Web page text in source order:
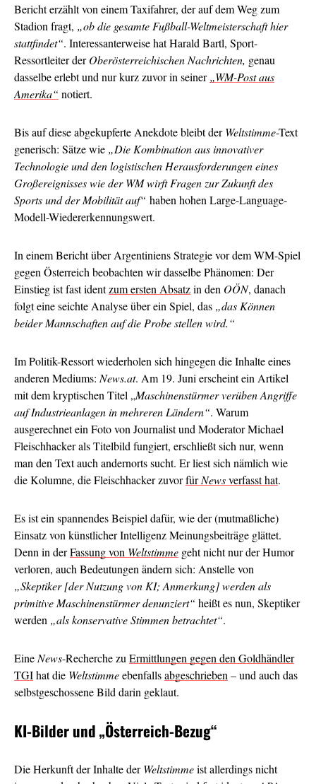
Bericht erzählt von einem Taxifahrer, der auf dem Weg zum
Stadion fragt, „ob die gesamte Fußball-Weltmeisterschaft hier
stattfindet“. Interessanterweise hat Harald Bartl, Sport-
Ressortleiter derOberösterreichischen Nachrichten, genau
dasselbe erlebt und nur kurz zuvor in seiner„WM-Post aus
Amerika“ notiert.
Bis auf diese abgekupferte Anekdote bleibt derWeltstimme-Text
generisch: Sätze wie „Die Kombination aus innovativer
Technologie und den logistischen Herausforderungen eines
Großereignisses wie der WM wirft Fragen zur Zukunft des
Sports und der Mobilität auf“ haben hohen Large-Language-
Modell-Wiedererkennungswert.
In einem Bericht über Argentiniens Strategie vor dem WM-Spiel
gegen Österreich beobachten wir dasselbe Phänomen: Der
Einstieg ist fast identzum ersten Absatzin den OÖN, danach
folgt eine seichte Analyse über ein Spiel, das „das Können
beider Mannschaften auf die Probe stellen wird.“
Im Politik-Ressort wiederholen sich hingegen die Inhalte eines
anderen Mediums: News.at. Am 19. Juni erscheint ein Artikel
mit dem kryptischen Titel „Maschinenstürmer verüben Angriffe
auf Industrieanlagen in mehreren Ländern“. Warum
ausgerechnet ein Foto von Journalist und Moderator Michael
Fleischhacker als Titelbild fungiert, erschließt sich nur, wenn
man den Text auch andernorts sucht. Er liest sich nämlich wie
die Kolumne, die Fleischhacker zuvorfürNewsverfasst hat.
Es ist ein spannendes Beispiel dafür, wie der (mutmaßliche)
Einsatz von künstlicher Intelligenz Meinungsbeiträge glättet.
Denn in derFassung von Weltstimme geht nicht nur der Humor
verloren, auch Bedeutungen ändern sich: Anstelle von
„Skeptiker [der Nutzung von KI; Anmerkung] werden als
primitive Maschinenstürmer denunziert“ heißt es nun, Skeptiker
werden „als konservative Stimmen betrachtet“.
Eine News-Recherche zu Ermittlungen gegen den Goldhändler
TGIhat die Weltstimmeebenfallsabgeschrieben – und auch das
selbstgeschossene Bild darin geklaut.
KI-Bilder und„Österreich-Bezug“
Die Herkunft der Inhalte derWeltstimmeist allerdings nicht